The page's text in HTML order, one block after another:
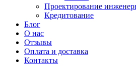
Проектирование
Кредитование
Блог
О нас
Отзывы
Оплата и доставка
Контакты